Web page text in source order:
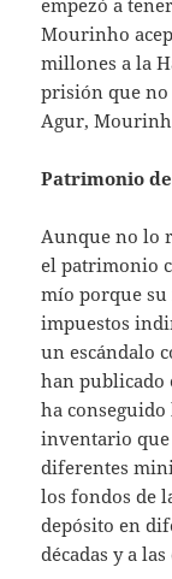
empezó a
Mourinho
millones a la
prisión que no
Agur,
Patrimonio
Aunque no lo
el patrimonio
mío porque su
impuestos
un escándalo
han publicado
ha conseguido
inventario que
diferentes
los fondos de
depósito en
décadas y a